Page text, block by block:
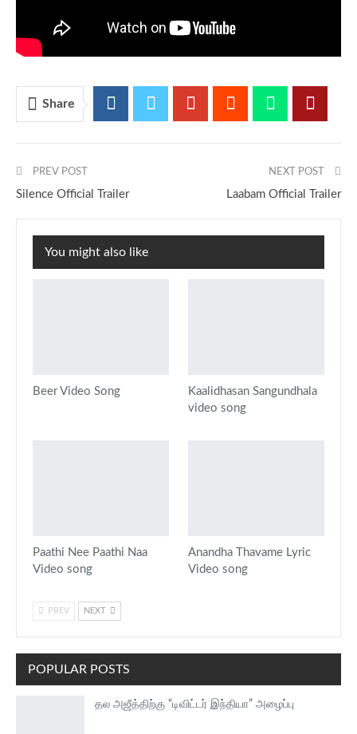
Share
PREV POST
Silence Official Trailer
NEXT POST
Laabam Official Trailer
You might also like
Beer Video Song
Kaalidhasan Sangundhala
video song
Paathi Nee Paathi Naa
Video song
Anandha Thavame Lyric
Video song
PREV NEXT
POPULAR POSTS
தல அஜீத்திற்கு “டிவிட்டர் இந்தியா” அழைப்பு